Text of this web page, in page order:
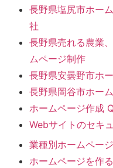
長野県塩尻市ホー
社
長野県売れる農業
ムページ制作
長野県安曇野市ホ
長野県岡谷市ホー
ホームページ作成
Webサイトのセキ
業種別ホームペー
ホームページを作